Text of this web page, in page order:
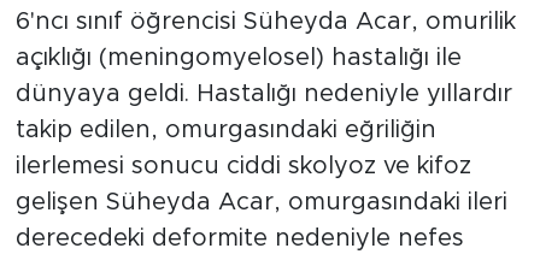
6'ncı sınıf öğrencisi Süheyda Acar, omurilik
açıklığı (meningomyelosel) hastalığı ile
dünyaya geldi. Hastalığı nedeniyle yıllardır
takip edilen, omurgasındaki eğriliğin
ilerlemesi sonucu ciddi skolyoz ve kifoz
gelişen Süheyda Acar, omurgasındaki ileri
derecedeki deformite nedeniyle nefes